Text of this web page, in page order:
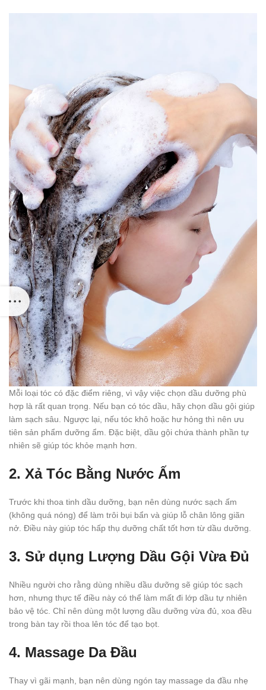
Mỗi loại tóc có đặc điểm riêng, vì vậy việc chọn dầu dưỡng phù
hợp là rất quan trọng. Nếu bạn có tóc dầu, hãy chọn dầu gội giúp
làm sạch sâu. Ngược lại, nếu tóc khô hoặc hư hỏng thì nên ưu
tiên sản phẩm dưỡng ẩm. Đặc biệt, dầu gội chứa thành phần tự
nhiên sẽ giúp tóc khỏe mạnh hơn.
2. Xả Tóc Bằng Nước Ấm
Trước khi thoa tinh dầu dưỡng, bạn nên dùng nước sạch ấm
(không quá nóng) để làm trôi bụi bẩn và giúp lỗ chân lông giãn
nở. Điều này giúp tóc hấp thụ dưỡng chất tốt hơn từ dầu dưỡng.
3. Sử dụng Lượng Dầu Gội Vừa Đủ
Nhiều người cho rằng dùng nhiều dầu dưỡng sẽ giúp tóc sạch
hơn, nhưng thực tế điều này có thể làm mất đi lớp dầu tự nhiên
bảo vệ tóc. Chỉ nên dùng một lượng dầu dưỡng vừa đủ, xoa đều
trong bàn tay rồi thoa lên tóc để tạo bọt.
4. Massage Da Đầu
Thay vì gãi mạnh, bạn nên dùng ngón tay massage da đầu nhẹ